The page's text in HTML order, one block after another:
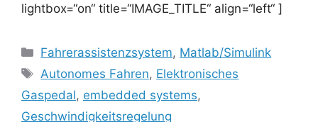
lightbox=“on“ title=“IMAGE_TITLE“ align=“left“ ]
Kategorien
Fahrerassistenzsystem, Matlab/Simulink
Schlagwörter
Autonomes Fahren, Elektronisches
Gaspedal, embedded systems,
Geschwindigkeitsregelung